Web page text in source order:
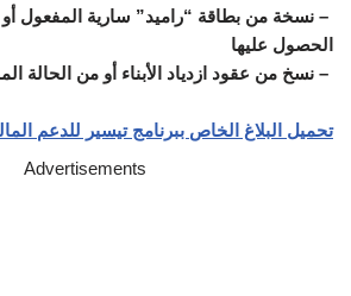
– نسخة من بطاقة “راميد” سارية المفعول
الحصول عليها
– نسخ من عقود ازدياد الأبناء أو من الحالة
تحميل البلاغ الخاص ببرنامج تيسير للدعم المالي
Advertisements